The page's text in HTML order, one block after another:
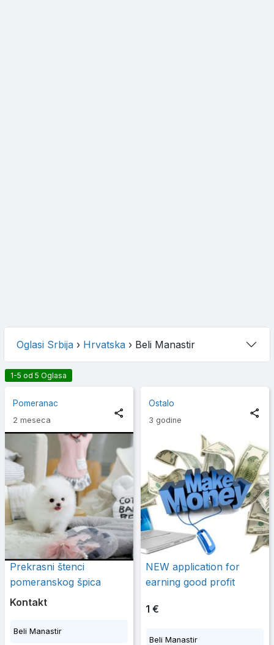
Oglasi Srbija › Hrvatska › Beli Manastir
1-5 od 5 Oglasa
Pomeranac
2 meseca
Prekrasni štenci
pomeranskog špica
Kontakt
Beli Manastir
Ostalo
3 godine
NEW application for
earning good profit
1 €
Beli Manastir